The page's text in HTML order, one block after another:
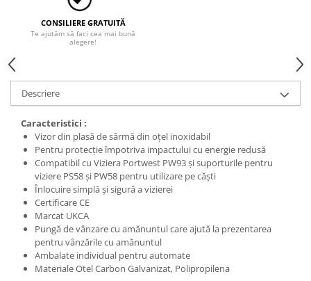
Hanorace
Jachete
Pantaloni
Pantaloni scurti
Salopetă cu pieptar
Tricouri
Veste
CONSILIERE GRATUITĂ
Te ajutăm să faci cea mai bună
alegere!
Descriere
Caracteristici :
Vizor din plasă de sârmă din oțel inoxidabil
Pentru protecție împotriva impactului cu energie redusă
Compatibil cu Viziera Portwest PW93 și suporturile pentru
viziere PS58 și PW58 pentru utilizare pe căști
Înlocuire simplă și sigură a vizierei
Certificare CE
Marcat UKCA
Pungă de vânzare cu amănuntul care ajută la prezentarea
pentru vânzările cu amănuntul
Ambalate individual pentru automate
Materiale Otel Carbon Galvanizat, Polipropilena